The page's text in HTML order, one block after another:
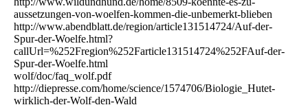
aussetzungen-von-woelfen-kommen-die-unbemerkt-blieben
http://www.abendblatt.de/region/article131514724/Auf-der-
Spur-der-Woelfe.html?
callUrl=%252Fregion%252Farticle131514724%252FAuf-der-
Spur-der-Woelfe.html
wolf/doc/faq_wolf.pdf
http://diepresse.com/home/science/1574706/Biologie_Hutet-
wirklich-der-Wolf-den-Wald